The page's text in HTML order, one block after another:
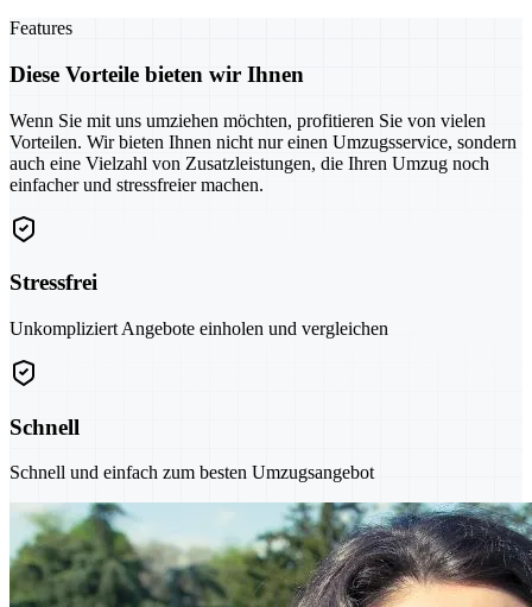
Features
Diese Vorteile bieten wir Ihnen
Wenn Sie mit uns umziehen möchten, profitieren Sie von vielen
Vorteilen. Wir bieten Ihnen nicht nur einen Umzugsservice, sondern
auch eine Vielzahl von Zusatzleistungen, die Ihren Umzug noch
einfacher und stressfreier machen.
Stressfrei
Unkompliziert Angebote einholen und vergleichen
Schnell
Schnell und einfach zum besten Umzugsangebot